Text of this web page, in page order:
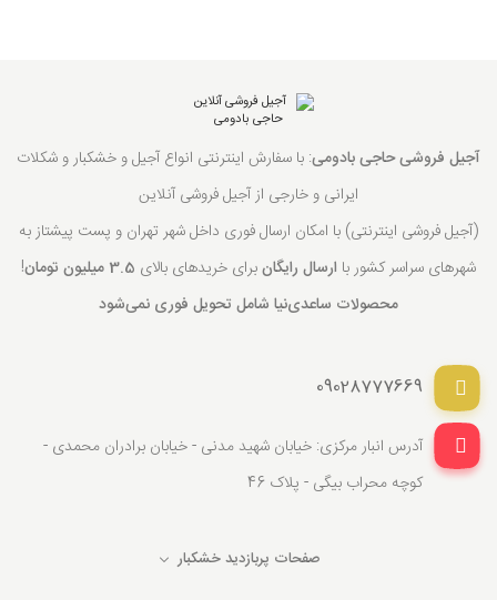
آجیل فروشی حاجی بادومی: با سفارش اینترنتی انواع آجیل و خشکبار و شکلات
ایرانی و خارجی از آجیل فروشی آنلاین
(آجیل فروشی اینترنتی) با امکان ارسال فوری داخل شهر تهران و پست پیشتاز به
شهرهای سراسر کشور با ارسال رایگانبرای خریدهای بالای 3.5 میلیون تومان
!
محصولات ساعدی‌نیا شامل تحویل فوری نمی‌شود
09028777669
آدرس انبار مرکزی: خیابان شهید مدنی - خیابان برادران محمدی -
کوچه محراب بیگی - پلاک 46
صفحات پربازدید خشکبار